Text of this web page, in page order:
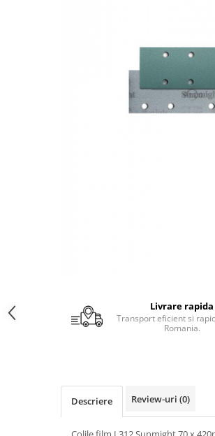
Livrare rapida
Transport eficient si
Romania.
Descriere Review-uri (0)